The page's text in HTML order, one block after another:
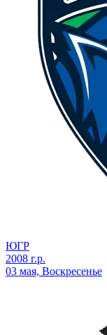
ЮГР
2008 г.р.
03 мая, Воскресенье